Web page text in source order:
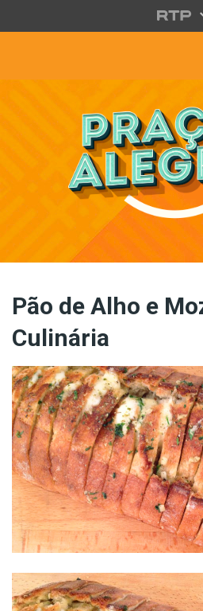
Saltar para o conteúdo principal
Pão de Alho e
Culinária